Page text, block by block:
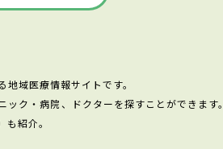
域医療情報サイトです。
ク・病院、ドクターを探すことができます。
紹介。